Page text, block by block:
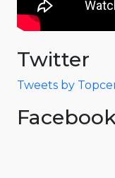
Twitter
Tweets by